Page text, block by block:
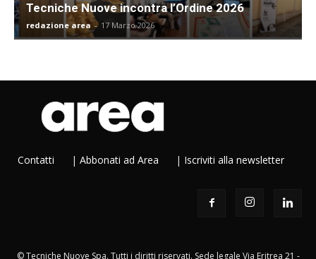
Tecniche Nuove incontra l’Ordine 2026
redazione area - 17 Marzo 2026
Contatti | Abbonati ad Area | Iscriviti alla newsletter
© Tecniche Nuove Spa. Tutti i diritti riservati. Sede legale Via Eritrea 21 -